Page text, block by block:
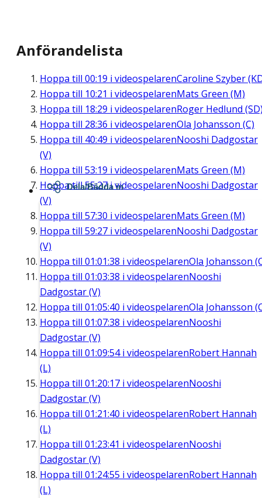
Anförandelista
Hoppa till 00:19 i videospelarenCaroline Szyber
Hoppa till 10:21 i videospelarenMats Green (M)
Hoppa till 18:29 i videospelarenRoger Hedlund
Hoppa till 28:36 i videospelarenOla Johansson (C)
Hoppa till 40:49 i videospelarenNooshi Dadgostar
(V)
Hoppa till 53:19 i videospelarenMats Green (M)
Hoppa till55:27i videospelarenNooshi Dadgostar
(V)
Hoppa till 57:30 i videospelarenMats Green (M)
Hoppa till 59:27 i videospelarenNooshi Dadgostar
(V)
Hoppa till 01:01:38 i videospelarenOla Johansson
Hoppa till 01:03:38 i videospelarenNooshi
Dadgostar (V)
Hoppa till 01:05:40 i videospelarenOla Johansson
Hoppa till 01:07:38 i videospelarenNooshi
Dadgostar (V)
Hoppa till 01:09:54i videospelarenRobert Hannah
(L)
Hoppa till 01:20:17 i videospelarenNooshi
Dadgostar (V)
Hoppa till 01:21:40 i videospelarenRobert Hannah
(L)
Hoppa till 01:23:41 i videospelarenNooshi
Dadgostar (V)
Hoppa till 01:24:55 i videospelarenRobert Hannah
(L)
Dela/Bädda in